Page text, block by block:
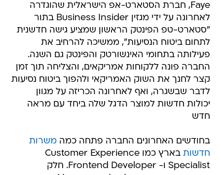
Faye, חברת הסטארט-אפ הישראלית שהוגדרה
לאחרונה על ידי מגזין Business Insider בתור
"סטארט-טפ הפינטק הראשון שמציע גישה חדשנית
לתחום ביטוח הנסיעות", ממשיכה להרחיב את
פעילותה בתחומי האינשורטק והפינטק גם השנה.
החברה פונה ללקוחות אמריקאים, והצליחה תוך זמן
קצר לחנך את השוק האמריקאי ולהפוך ביטוח נסיעות
לדבר שבשגרה, ואף לאחרונה הכריזה על מגוון
יכולות חדשות למוצר הדגל שלה ביחד עם מראה
חדש
בחודשים האחרונים החברה פתחה כמהמשרות
חדשות
בארץ כמו Customer Experience
Specialist ו- Frontend Developer. חלק